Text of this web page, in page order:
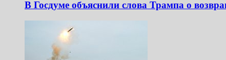
В Госдуме объяснили слова Трампа о